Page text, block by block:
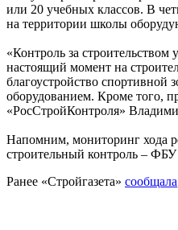
или 20 учебных классов. В
на территории школы
«Контроль за
настоящий момент на
благоустройство
оборудованием. Кроме того,
«РосСтройКонтроля»
Напомним, мониторинг хода
строительный контроль –
Ранее «Стройгазета» сообщала